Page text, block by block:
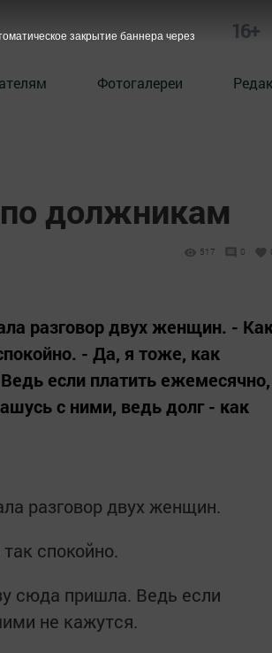
16+
Фотогалереи
должникам
517 0
разговор двух женщин. -
- Да, я тоже, как
если платить ежемесячно,
с ними, ведь долг - как
разговор двух женщин.
спокойно.
сюда пришла. Ведь если
не кажутся.
закрытие баннера через